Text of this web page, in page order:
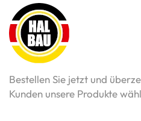
Bestellen Sie jetzt und
Kunden unsere Produkte